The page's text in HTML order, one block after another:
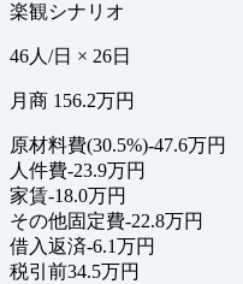
楽観シナリオ
46人/日 × 26日
月商 156.2万円
原材料費(30.5%)-47.6万円
人件費-23.9万円
家賃-18.0万円
その他固定費-22.8万円
借入返済-6.1万円
税引前34.5万円